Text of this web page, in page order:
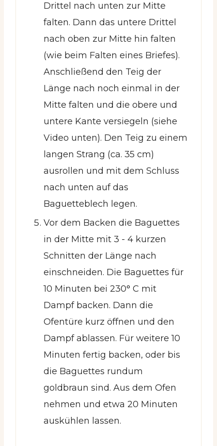
Drittel nach unten zur Mitte
falten. Dann das untere Drittel
nach oben zur Mitte hin falten
(wie beim Falten eines Briefes).
Anschließend den Teig der
Länge nach noch einmal in der
Mitte falten und die obere und
untere Kante versiegeln (siehe
Video unten). Den Teig zu einem
langen Strang (ca. 35 cm)
ausrollen und mit dem Schluss
nach unten auf das
Baguetteblech legen.
Vor dem Backen die Baguettes
in der Mitte mit 3 - 4 kurzen
Schnitten der Länge nach
einschneiden. Die Baguettes für
10 Minuten bei 230° C mit
Dampf backen. Dann die
Ofentüre kurz öffnen und den
Dampf ablassen. Für weitere 10
Minuten fertig backen, oder bis
die Baguettes rundum
goldbraun sind. Aus dem Ofen
nehmen und etwa 20 Minuten
auskühlen lassen.